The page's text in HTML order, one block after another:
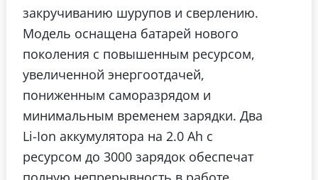
закручиванию шурупов и сверлению.
Модель оснащена батарей нового
поколения с повышенным ресурсом,
увеличенной энергоотдачей,
пониженным саморазрядом и
минимальным временем зарядки. Два
Li-Ion аккумулятора на 2.0 Ah с
ресурсом до 3000 зарядок обеспечат